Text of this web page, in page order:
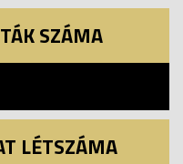
SZÁMA
LÉTSZÁMA